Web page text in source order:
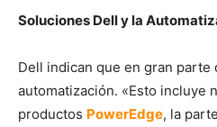
Soluciones Dell y la
Dell indican que en gran
automatización. «Esto incluye
productos PowerEdge, la